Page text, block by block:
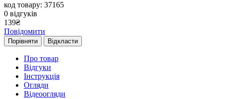
код товару: 37165
0 відгуків
139₴
Повідомити
Порівняти Відкласти
Про товар
Відгуки
Інструкція
Огляди
Відеоогляди